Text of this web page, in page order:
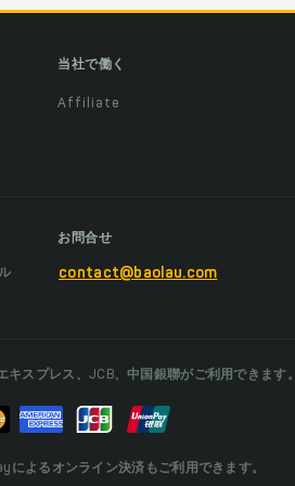
当社で働く
Affiliate
お問合せ
contact@baolau.com
キスプレス、JCB、中国銀聯がご利用できます。
によるオンライン決済もご利用できます。